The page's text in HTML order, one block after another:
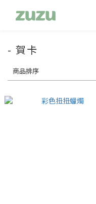
- 賀卡
商品排序